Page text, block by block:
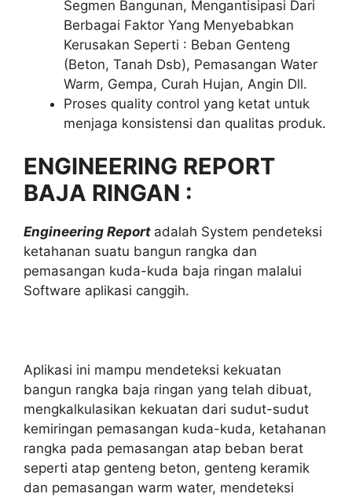
Segmen Bangunan, Mengantisipasi Dari
Berbagai Faktor Yang Menyebabkan
Kerusakan Seperti : Beban Genteng
(Beton, Tanah Dsb), Pemasangan Water
Warm, Gempa, Curah Hujan, Angin Dll.
Proses quality control yang ketat untuk
menjaga konsistensi dan qualitas produk.
ENGINEERING REPORT
BAJA RINGAN :
Engineering Report adalah System pendeteksi
ketahanan suatu bangun rangka dan
pemasangan kuda-kuda baja ringan malalui
Software aplikasi canggih.
Aplikasi ini mampu mendeteksi kekuatan
bangun rangka baja ringan yang telah dibuat,
mengkalkulasikan kekuatan dari sudut-sudut
kemiringan pemasangan kuda-kuda, ketahanan
rangka pada pemasangan atap beban berat
seperti atap genteng beton, genteng keramik
dan pemasangan warm water, mendeteksi